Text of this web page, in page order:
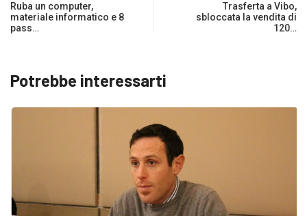
Ruba un computer,
materiale informatico e 8
pass…
Trasferta a Vibo,
sbloccata la vendita di
120…
Potrebbe interessarti